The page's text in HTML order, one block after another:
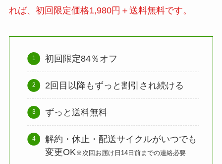
れば、初回限定価格1,980円＋送料無料です。
初回限定84％オフ
2回目以降もずっと割引され続ける
ずっと送料無料
解約・休止・配送サイクルがいつでも
変更OK ※次回お届け日14日前までの連絡必要